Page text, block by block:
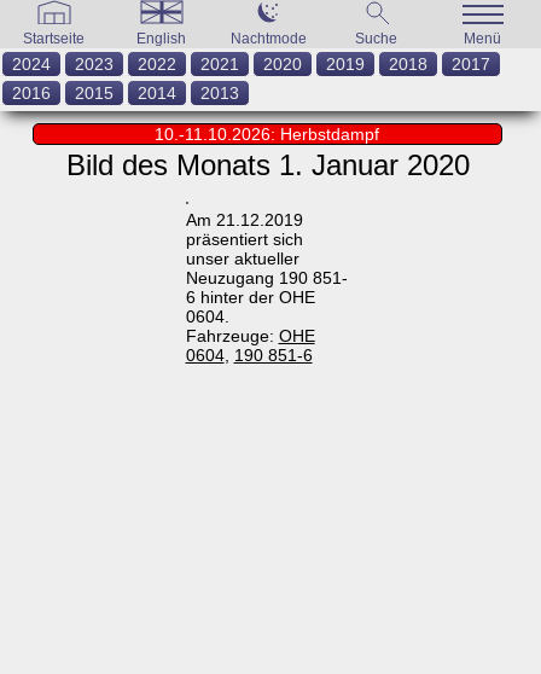
Startseite English Nachtmode Suche Menü
2024 2023 2022 2021 2020 2019 2018
2017
2016
2015 2014 2013
10.-11.10.2026: Herbstdampf
Bild des Monats 1. Januar 2020
Am 21.12.2019
präsentiert sich
unser aktueller
Neuzugang 190 851-
6 hinter der OHE
0604.
Fahrzeuge: OHE
0604, 190 851-6